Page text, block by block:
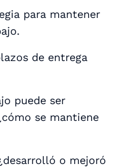
para mantener
de entrega
puede ser
se mantiene
o mejoró